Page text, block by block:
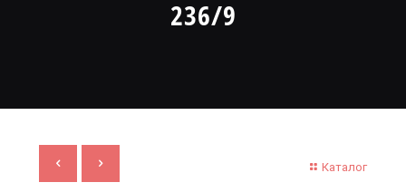
236/9
Каталог